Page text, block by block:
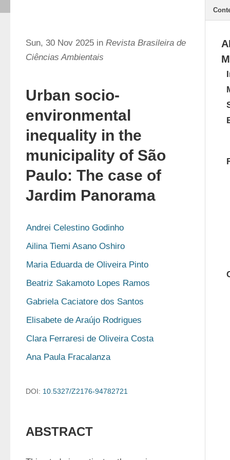
Sun, 30 Nov 2025 in Revista Brasileira de
Ciências Ambientais
Urban socio-
environmental
inequality in the
municipality of São
Paulo: The case of
Jardim Panorama
Andrei Celestino Godinho
Ailina Tiemi Asano Oshiro
Maria Eduarda de Oliveira Pinto
Beatriz Sakamoto Lopes Ramos
Gabriela Caciatore dos Santos
Elisabete de Araújo Rodrigues
Clara Ferraresi de Oliveira Costa
Ana Paula Fracalanza
DOI: 10.5327/Z2176-94782721
ABSTRACT